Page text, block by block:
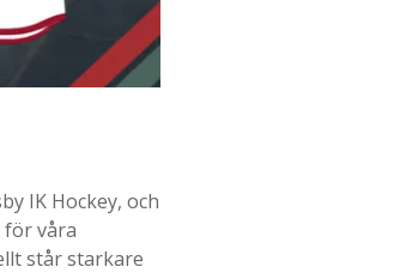
IK Hockey, och
våra
står starkare